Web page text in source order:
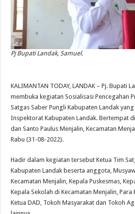
Pj Bupati Landak, Samuel.
KALIMANTAN TODAY, LANDAK – Pj. Bupati
membuka kegiatan Sosialisasi Pencegahan
Satgas Saber Pungli Kabupaten Landak
Inspektorat Kabupaten Landak. Bertempat
dan Santo Paulus Menjalin, Kecamatan
Rabu (31-08-2022).
Hadir dalam kegiatan tersebut Ketua Tim
Kabupaten Landak beserta anggota,
Kecamatan Menjalin, Kepala Puskesmas,
Kepala Sekolah di Kecamatan Menjalin, Para
Ketua DAD, Tokoh Masyarakat dan Tokoh